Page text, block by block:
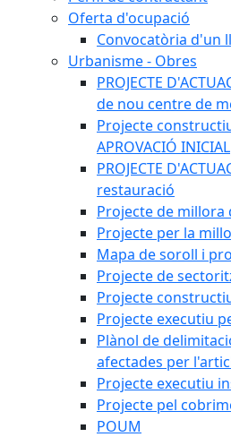
Oferta d'ocupació
Convocatòria d'un
Urbanisme - Obres
PROJECTE
de nou centre de
Projecte
APROVACIÓ INICIAL
PROJECTE
restauració
Projecte de millora
Projecte per la
Mapa de soroll i
Projecte de
Projecte
Projecte executiu
Plànol de
afectades per
Projecte executiu
Projecte pel
POUM